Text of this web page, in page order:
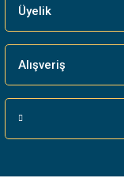
Üyelik
Alışveriş